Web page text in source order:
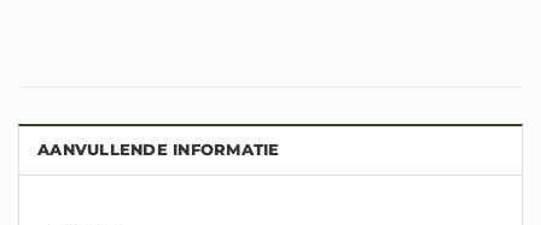
AANVULLENDE INFORMATIE